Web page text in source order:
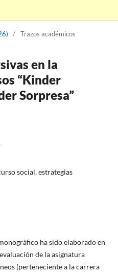
/ Trazos académicos
en la
“Kinder
Sorpresa”
social, estrategias
ha sido elaborado en
de la asignatura
(perteneciente a la carrera